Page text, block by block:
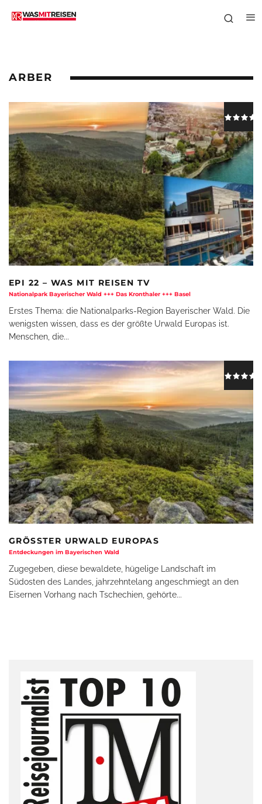
ARBER
EPI 22 – WAS MIT REISEN TV
Nationalpark Bayerischer Wald +++ Das Kronthaler +++ Basel
Erstes Thema: die Nationalparks-Region Bayerischer Wald. Die
wenigsten wissen, dass es der größte Urwald Europas ist.
Menschen, die...
GRÖSSTER URWALD EUROPAS
Entdeckungen im Bayerischen Wald
Zugegeben, diese bewaldete, hügelige Landschaft im
Südosten des Landes, jahrzehntelang angeschmiegt an den
Eisernen Vorhang nach Tschechien, gehörte...